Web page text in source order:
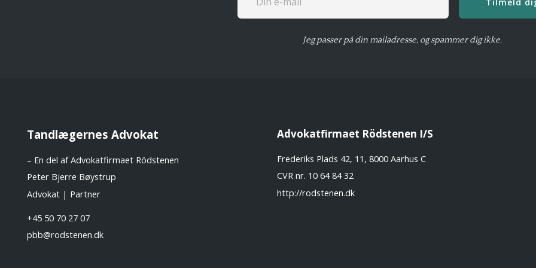
Jeg passer på din mailadresse, og spammer dig ikke.
Tandlægernes Advokat
– En del af Advokatfirmaet Rödstenen
Peter Bjerre Bøystrup
Advokat | Partner
+45 50 70 27 07
pbb@rodstenen.dk
Advokatfirmaet Rödstenen I/S
Frederiks Plads 42, 11, 8000 Aarhus C
CVR nr. 10 64 84 32
http://rodstenen.dk